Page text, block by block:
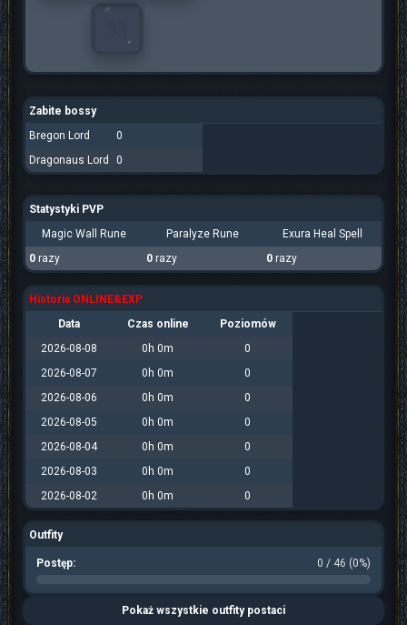
Zabite bossy
Bregon Lord
0
Dragonaus Lord
0
Statystyki PVP
Magic Wall Rune
Paralyze Rune
Exura Heal Spell
0 razy 0 razy 0 razy
Historia ONLINE&EXP
Data
Czas online
Poziomów
2026-08-08
0h 0m
0
2026-08-07
0h 0m
0
2026-08-06
0h 0m
0
2026-08-05
0h 0m
0
2026-08-04
0h 0m
0
2026-08-03
0h 0m
0
2026-08-02
0h 0m 0
Outfity
Postęp: 0 / 46 (0%)
Pokaż wszystkie outfity postaci